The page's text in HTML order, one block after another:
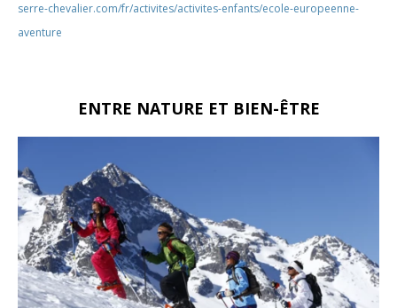
serre-chevalier.com/fr/activites/activites-enfants/ecole-europeenne-
aventure
ENTRE NATURE ET BIEN-ÊTRE